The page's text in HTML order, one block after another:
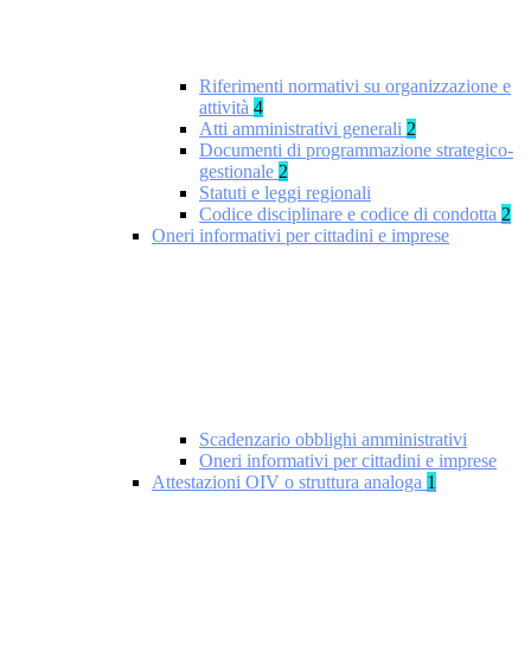
Riferimenti normativi su organizzazione e
attività 4
Atti amministrativi generali 2
Documenti di programmazione strategico-
gestionale 2
Statuti e leggi regionali
Codice disciplinare e codice di condotta 2
Oneri informativi per cittadini e imprese
Scadenzario obblighi amministrativi
Oneri informativi per cittadini e imprese
Attestazioni OIV o struttura analoga 1